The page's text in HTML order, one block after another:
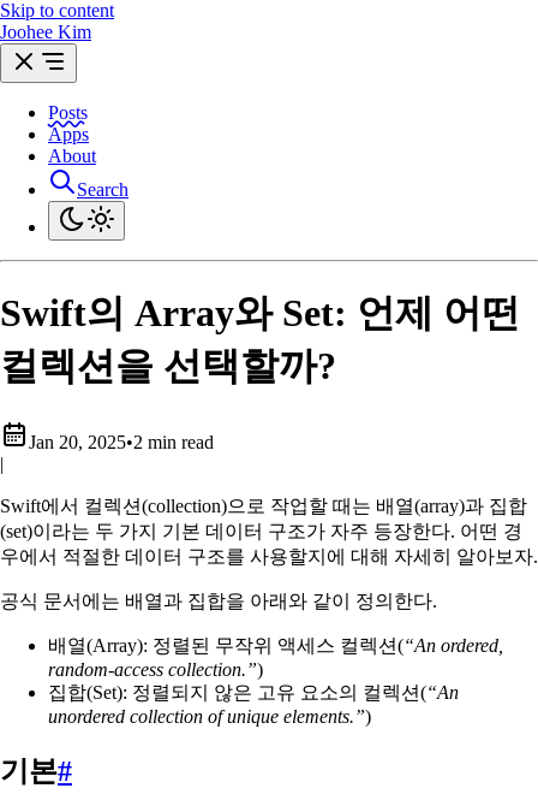
Skip to content
Joohee Kim
Posts
Apps
About
Search
Swift의 Array와 Set: 언제 어떤
컬렉션을 선택할까?
Jan 20, 2025•2 min read
|
Swift에서 컬렉션(collection)으로 작업할 때는 배열(array)과 집합
(set)이라는 두 가지 기본 데이터 구조가 자주 등장한다. 어떤 경
우에서 적절한 데이터 구조를 사용할지에 대해 자세히 알아보자.
공식 문서에는 배열과 집합을 아래와 같이 정의한다.
배열(Array): 정렬된 무작위 액세스 컬렉션(“An ordered,
random-access collection.”)
집합(Set): 정렬되지 않은 고유 요소의 컬렉션(“An
unordered collection of unique elements.”)
기본#